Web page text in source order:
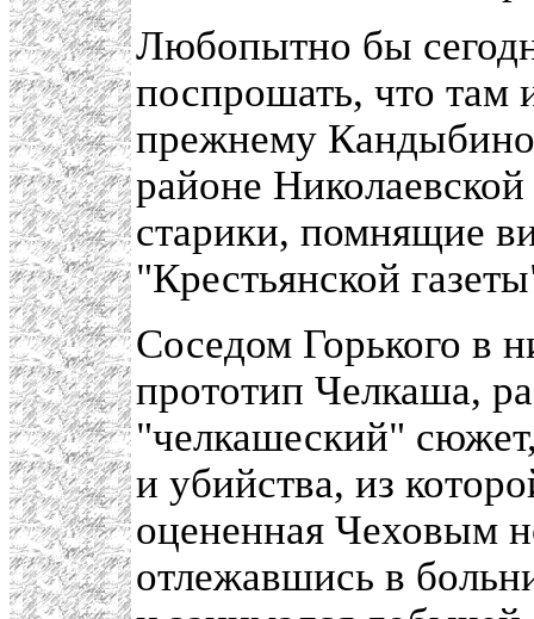
Любопытно бы
поспрошать, что там
прежнему
районе
старики, помнящие
"Крестьянской
Соседом Горького в
прототип Челкаша,
"челкашеский"
и убийства, из
оцененная Чеховым
отлежавшись в